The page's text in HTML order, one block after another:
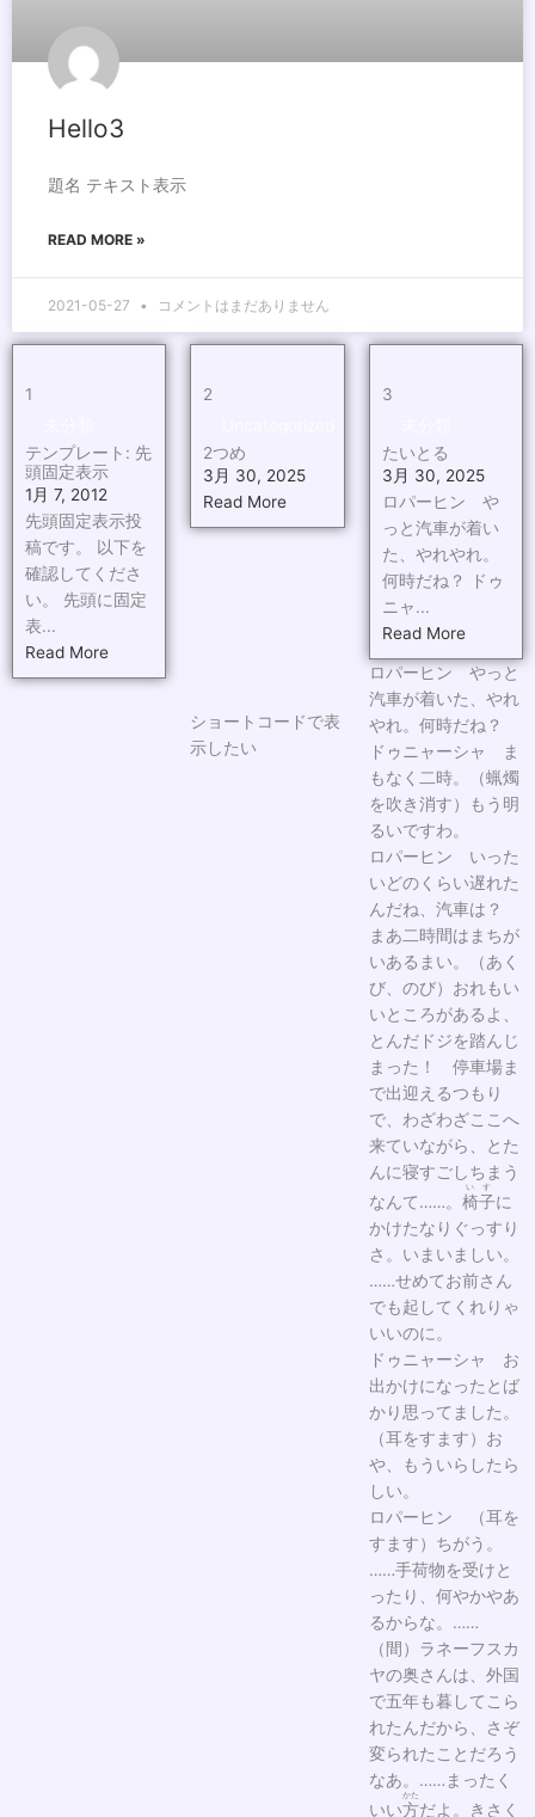
Hello3
題名 テキスト表示
READ MORE »
2021-05-27 コメントはまだありません
1
テンプレート: 先
頭固定表示
1月 7, 2012
先頭固定表示投
稿です。 以下を
確認してくださ
い。 先頭に固定
表...
Read More
2
2つめ
3月 30, 2025
Read More
ショートコードで表
示したい
3
たいとる
3月 30, 2025
ロパーヒン や
っと汽車が着い
た、やれやれ。
何時だね？ ドゥ
ニャ...
Read More
ロパーヒン やっと
汽車が着いた、やれ
やれ。何時だね？
ドゥニャーシャ ま
もなく二時。（蝋燭
を吹き消す）もう明
るいですわ。
ロパーヒン いった
いどのくらい遅れた
んだね、汽車は？
まあ二時間はまちが
いあるまい。（あく
び、のび）おれもい
いところがあるよ、
とんだドジを踏んじ
まった！ 停車場ま
で出迎えるつもり
で、わざわざここへ
来ていながら、とた
んに寝すごしちまう
なんて……。 椅子
いす
に
かけたなりぐっすり
さ。いまいましい。
……せめてお前さん
でも起してくれりゃ
いいのに。
ドゥニャーシャ お
出かけになったとば
かり思ってました。
（耳をすます）お
や、もういらしたら
しい。
ロパーヒン （耳を
すます）ちがう。
……手荷物を受けと
ったり、何やかやあ
るからな。……
（間）ラネーフスカ
ヤの奥さんは、外国
で五年も暮してこら
れたんだから、さぞ
変られたことだろう
なあ。……まったく
いい方
かた
だよ。きさく